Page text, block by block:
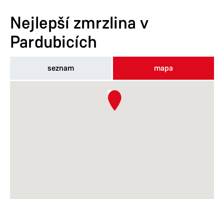
Nejlepší zmrzlina v
Pardubicích
seznam mapa